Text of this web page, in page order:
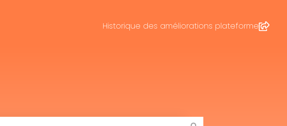
Historique des améliorations plateforme